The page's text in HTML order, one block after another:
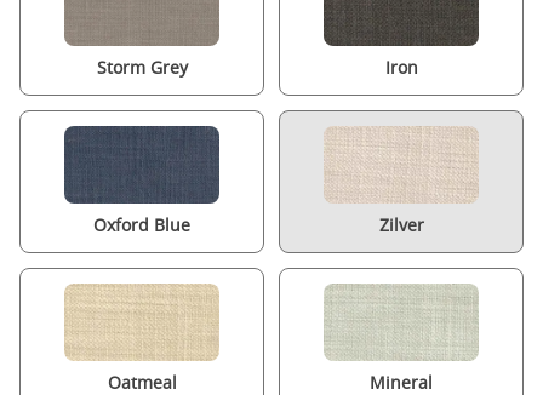
Storm Grey Iron
Oxford Blue Zilver
Oatmeal Mineral